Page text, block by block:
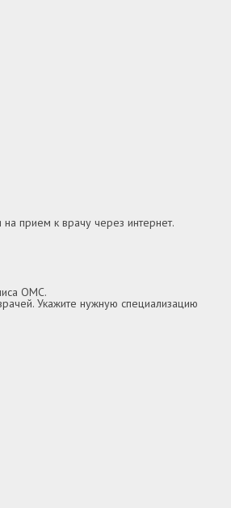
прием к врачу через интернет.
ОМС.
Укажите нужную специализацию